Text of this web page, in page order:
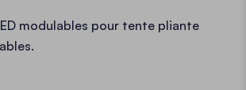
modulables pour tente pliante